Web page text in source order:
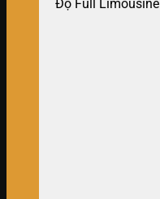
Độ Full Limousine